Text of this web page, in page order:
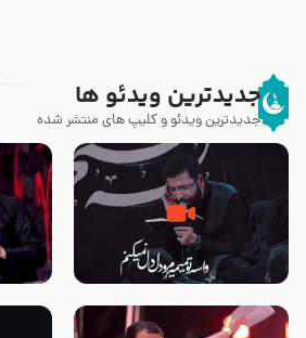
جدیدترین ویدئو ها
جدیدترین ویدئو و کلیپ های منتشر شده
مصداق کربلا – حاج حسین سیب
سرخی
شور